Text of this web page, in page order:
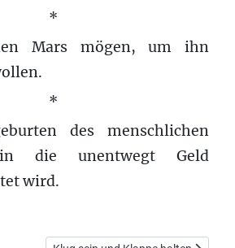
*
Mars mögen, um ihn
*
des menschlichen
in die unentwegt Geld
wird.